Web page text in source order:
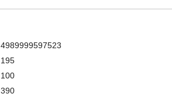
4989999597523
195
100
390